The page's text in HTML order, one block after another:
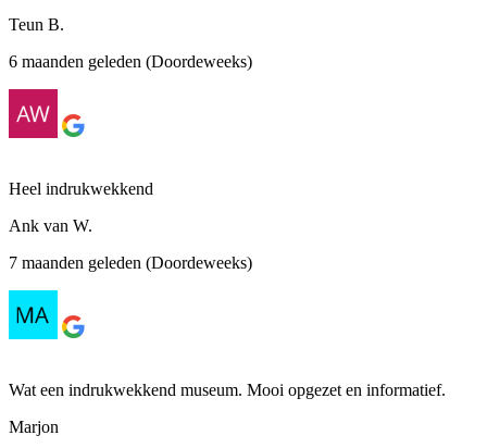
Teun B.
6 maanden geleden (Doordeweeks)
Heel indrukwekkend
Ank van W.
7 maanden geleden (Doordeweeks)
Wat een indrukwekkend museum. Mooi opgezet en informatief.
Marjon